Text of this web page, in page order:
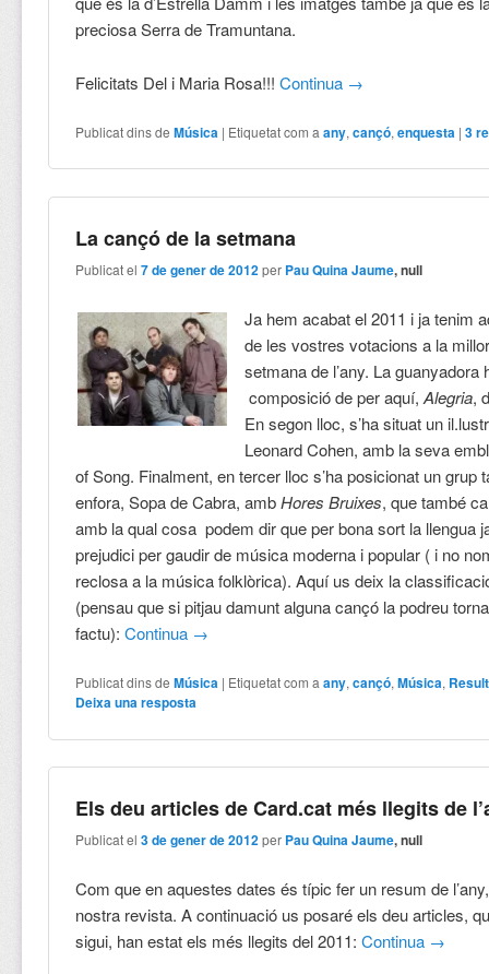
preciosa Serra de Tramuntana.
Felicitats Del i Maria Rosa!!!Continua →
Publicat dins de Música | Etiquetat com a any,cançó,enquesta |3
La cançó de la setmana
Publicat el7 de gener de 2012 per Pau Quina Jaume, null
Ja hem acabat el 2011 i ja tenim
de les vostres votacions a la
setmana de l’any. La guanyadora
composició de per aquí,Alegria,
En segon lloc, s’ha situat un
Leonard Cohen, amb la seva
of Song. Finalment, en tercer lloc s’ha posicionat un grup
enfora, Sopa de Cabra, ambHores Bruixes, que també
amb la qual cosa podem dir que per bona sort la llengua
prejudici per gaudir de música moderna i popular ( i no
reclosa a la música folklòrica). Aquí us deix la
(pensau que si pitjau damunt alguna cançó la podreu
factu):Continua →
Publicat dins de Música | Etiquetat com a any,cançó,Música,
Deixa una resposta
Els deu articles de Card.cat més llegits de
Publicat el3 de gener de 2012 per Pau Quina Jaume, null
Com que en aquestes dates és típic fer un resum de
nostra revista. A continuació us posaré els deu articles,
sigui, han estat els més llegits del 2011:Continua →